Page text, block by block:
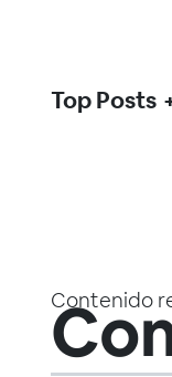
Contenido
Top Posts